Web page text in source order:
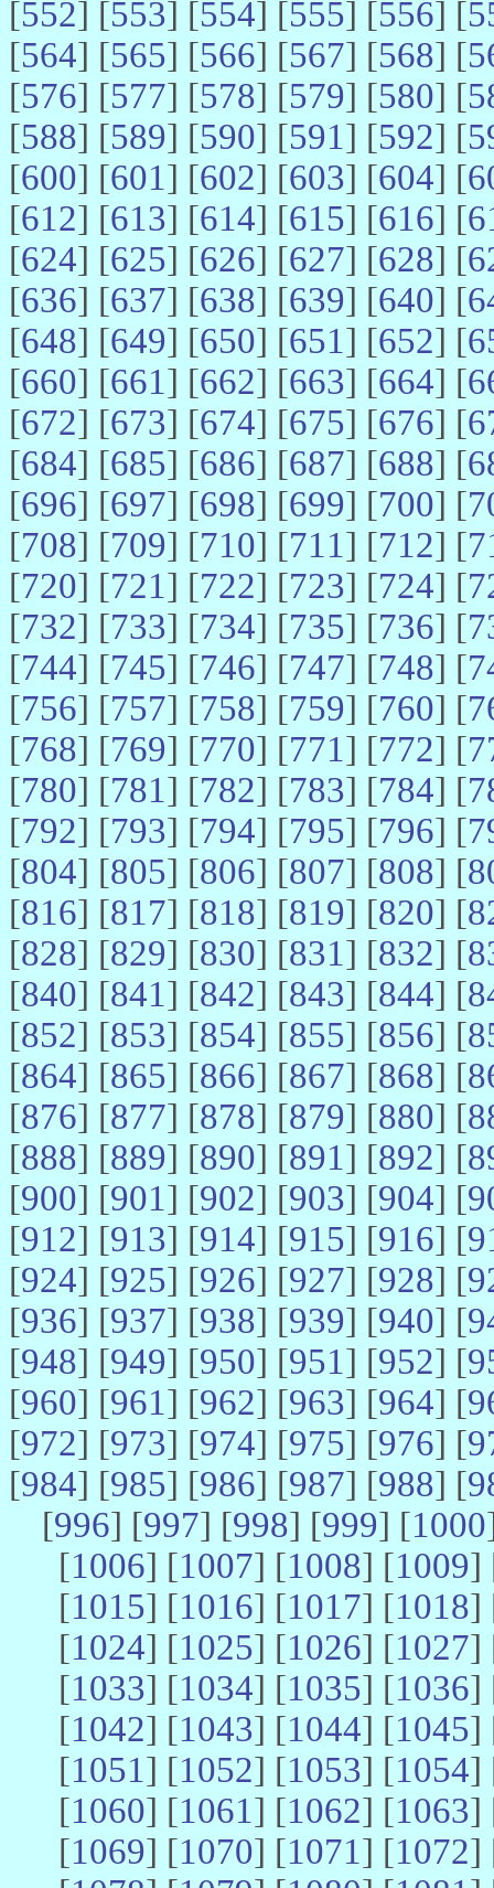
[552] [553] [554] [555] [556] [
[564] [565] [566] [567] [568] [
[576] [577] [578] [579] [580] [
[588] [589] [590] [591] [592] [
[600] [601] [602] [603] [604] [
[612] [613] [614] [615] [616] [
[624] [625] [626] [627] [628] [
[636] [637] [638] [639] [640] [
[648] [649] [650] [651] [652] [
[660] [661] [662] [663] [664] [
[672] [673] [674] [675] [676] [
[684] [685] [686] [687] [688] [
[696] [697] [698] [699] [700] [
[708] [709] [710] [711] [712] [
[720] [721] [722] [723] [724] [
[732] [733] [734] [735] [736] [
[744] [745] [746] [747] [748] [
[756] [757] [758] [759] [760] [
[768] [769] [770] [771] [772] [
[780] [781] [782] [783] [784] [
[792] [793] [794] [795] [796] [
[804] [805] [806] [807] [808] [
[816] [817] [818] [819] [820] [
[828] [829] [830] [831] [832] [
[840] [841] [842] [843] [844] [
[852] [853] [854] [855] [856] [
[864] [865] [866] [867] [868] [
[876] [877] [878] [879] [880] [
[888] [889] [890] [891] [892] [
[900] [901] [902] [903] [904] [
[912] [913] [914] [915] [916] [
[924] [925] [926] [927] [928] [
[936] [937] [938] [939] [940] [
[948] [949] [950] [951] [952] [
[960] [961] [962] [963] [964] [
[972] [973] [974] [975] [976] [
[984] [985] [986] [987] [988] [
[996] [997] [998] [999] [1000
[1006] [1007] [1008] [1009]
[1015] [1016] [1017] [1018]
[1024] [1025] [1026] [1027]
[1033] [1034] [1035] [1036]
[1042] [1043] [1044] [1045]
[1051] [1052] [1053] [1054]
[1060] [1061] [1062] [1063]
[1069] [1070] [1071] [1072]